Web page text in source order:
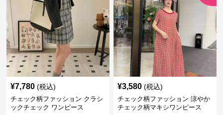
¥7,780 (税込)
チェック柄ファッション クラシ
ックチェック ワンピース
¥3,580 (税込)
チェック柄ファッション 涼やか
チェック柄マキシワンピース